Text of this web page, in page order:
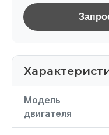
Модель
двигателя